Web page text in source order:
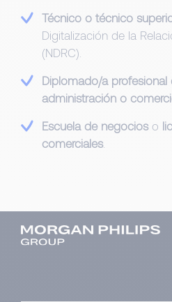
Técnico o técnico
Digitalización de la
(NDRC).
Diplomado/a
administración o
Escuela de negocioso
comerciales.